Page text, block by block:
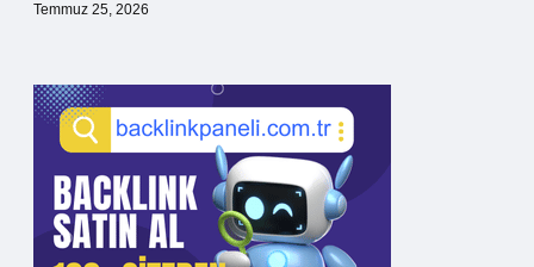
Temmuz 25, 2026